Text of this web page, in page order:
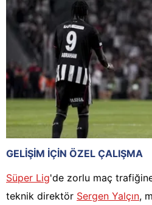
GELİŞİM İÇİN ÖZEL ÇALIŞMA
Süper Lig'de zorlu maç
teknik direktör Sergen Yalçın,